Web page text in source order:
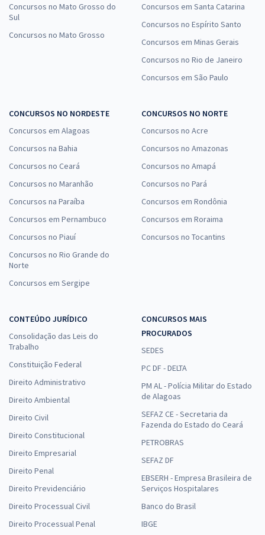
Concursos no Mato Grosso do
Sul
Concursos no Mato Grosso
Concursos em Santa Catarina
Concursos no Espírito Santo
Concursos em Minas Gerais
Concursos no Rio de Janeiro
Concursos em São Paulo
CONCURSOS NO NORDESTE
Concursos em Alagoas
Concursos na Bahia
Concursos no Ceará
Concursos no Maranhão
Concursos na Paraíba
Concursos em Pernambuco
Concursos no Piauí
Concursos no Rio Grande do
Norte
Concursos em Sergipe
CONCURSOS NO NORTE
Concursos no Acre
Concursos no Amazonas
Concursos no Amapá
Concursos no Pará
Concursos em Rondônia
Concursos em Roraima
Concursos no Tocantins
CONTEÚDO JURÍDICO
Consolidação das Leis do
Trabalho
Constituição Federal
Direito Administrativo
Direito Ambiental
Direito Civil
Direito Constitucional
Direito Empresarial
Direito Penal
Direito Previdenciário
Direito Processual Civil
Direito Processual Penal
CONCURSOS MAIS
PROCURADOS
SEDES
PC DF - DELTA
PM AL - Polícia Militar do Estado
de Alagoas
SEFAZ CE - Secretaria da
Fazenda do Estado do Ceará
PETROBRAS
SEFAZ DF
EBSERH - Empresa Brasileira de
Serviços Hospitalares
Banco do Brasil
IBGE